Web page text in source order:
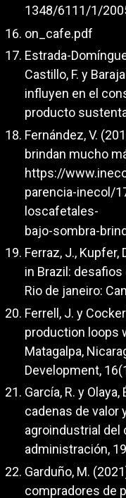
1348/6111/1/
on_cafe.pdf
Estrada-
Castillo, F. y
influyen en el
producto
Fernández, V.
brindan mucho
https://
parencia-inecol/
loscafetales-
bajo-sombra-
Ferraz, J., Kupfer,
in Brazil:
Rio de janeiro:
Ferrell, J. y
production loops
Matagalpa,
Development,
García, R. y
cadenas de valor
agroindustrial del
administración,
Garduño, M.
compradores de